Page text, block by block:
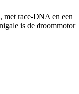
met race-DNA en een
is de droommotor